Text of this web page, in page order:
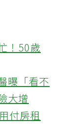
！50歲
曝「看不
大增
付房租